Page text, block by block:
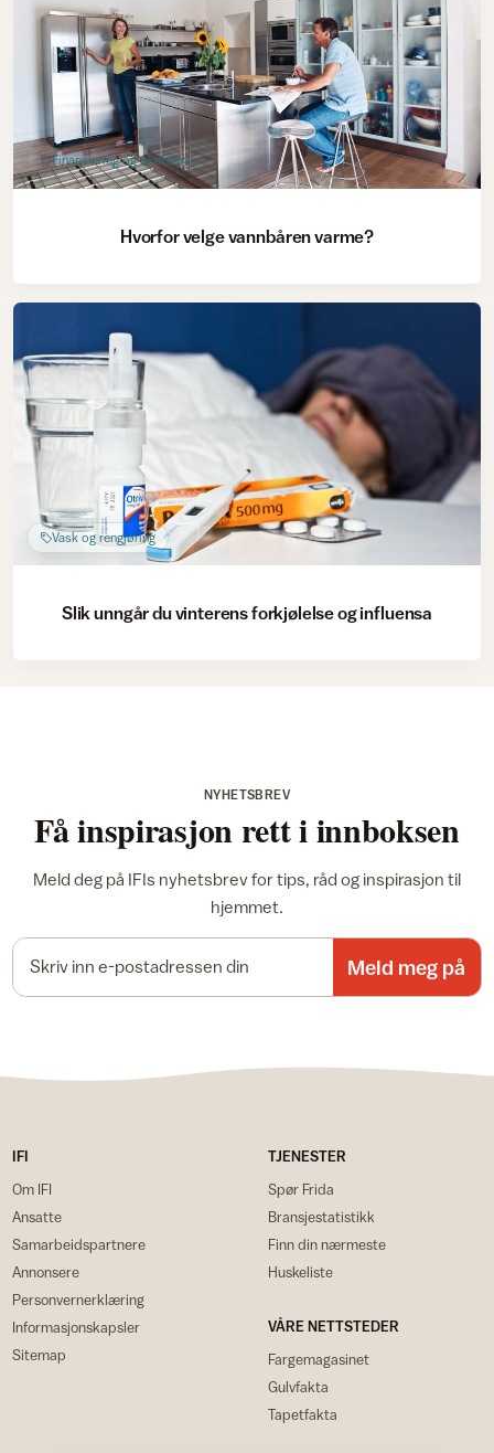
Finansiering og økonomi
Hvorfor velge vannbåren varme?
Vask og rengjøring
Slik unngår du vinterens forkjølelse og influensa
NYHETSBREV
Få inspirasjon rett i innboksen
Meld deg på IFIs nyhetsbrev for tips, råd og inspirasjon til
hjemmet.
Meld meg på
IFI
Om IFI
Ansatte
Samarbeidspartnere
Annonsere
Personvernerklæring
Informasjonskapsler
Sitemap
TJENESTER
Spør Frida
Bransjestatistikk
Finn din nærmeste
Huskeliste
VÅRE NETTSTEDER
Fargemagasinet
Gulvfakta
Tapetfakta